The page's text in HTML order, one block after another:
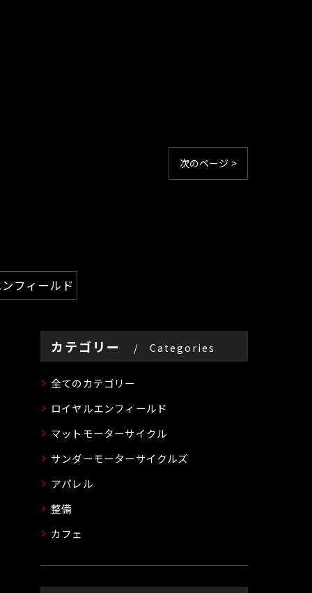
次のページ >
フィールド
カテゴリー Categories
全てのカテゴリー
ロイヤルエンフィールド
マットモーターサイクル
サンダーモーターサイクルズ
アパレル
整備
カフェ